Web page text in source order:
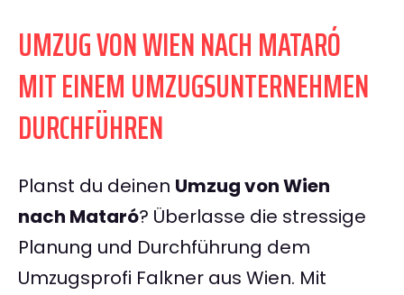
UMZUG VON WIEN NACH MATARÓ
MIT EINEM UMZUGSUNTERNEHMEN
DURCHFÜHREN
Planst du deinen Umzug von Wien
nach Mataró? Überlasse die stressige
Planung und Durchführung dem
Umzugsprofi Falkner aus Wien. Mit